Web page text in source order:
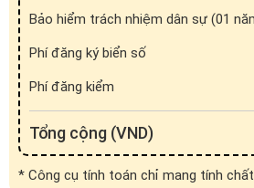
Bảo hiểm trách nhiệm dân sự (01
Phí đăng ký biển số
Phí đăng kiểm
Tổng cộng (VND)
* Công cụ tính toán chỉ mang tính